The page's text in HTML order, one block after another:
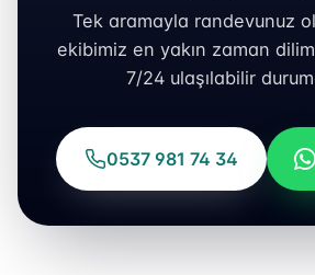
Tek aramayla randevunuz
ekibimiz en yakın zaman
7/24 ulaşılabilir
0537 981 74 34